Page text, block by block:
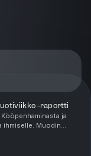
-raportti
ja
ihmiselle. Muodin
vaatekauppoja,